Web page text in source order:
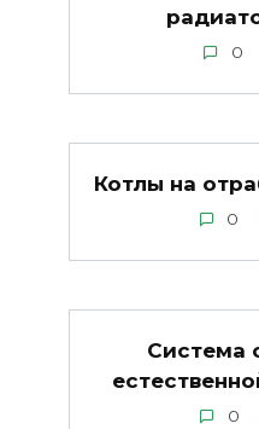
0
Котлы на
0
Система
0